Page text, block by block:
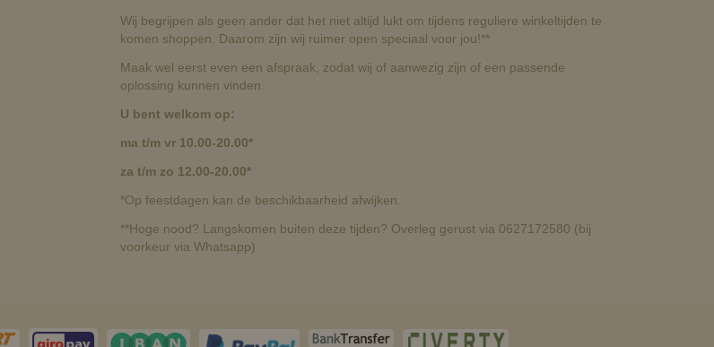
Wij begrijpen als geen ander dat het niet altijd lukt om tijdens reguliere winkeltijden te
komen shoppen. Daarom zijn wij ruimer open speciaal voor jou!**
Maak wel eerst even een afspraak, zodat wij of aanwezig zijn of een passende
oplossing kunnen vinden.
U bent welkom op:
ma t/m vr 10.00-20.00*
za t/m zo 12.00-20.00*
*Op feestdagen kan de beschikbaarheid afwijken.
**Hoge nood? Langskomen buiten deze tijden? Overleg gerust via 0627172580 (bij
voorkeur via Whatsapp)